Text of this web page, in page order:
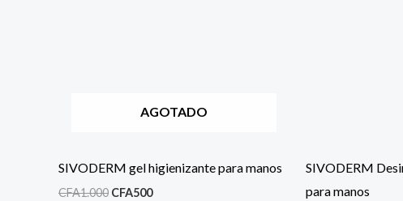
AGOTADO
SIVODERM gel higienizante para manos
CFA1.000 CFA500
SIVODERM
para manos